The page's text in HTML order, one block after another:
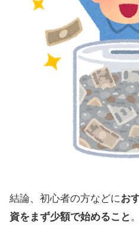
結論、初心者の方などにお
資をまず少額で始めること 。